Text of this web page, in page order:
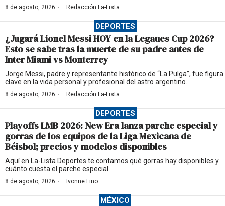
8 de agosto, 2026 · Redacción La-Lista
DEPORTES
¿Jugará Lionel Messi HOY en la Legaues Cup 2026?
Esto se sabe tras la muerte de su padre antes de
Inter Miami vs Monterrey
Jorge Messi, padre y representante histórico de “La Pulga”, fue figura
clave en la vida personal y profesional del astro argentino.
8 de agosto, 2026 · Redacción La-Lista
DEPORTES
Playoffs LMB 2026: New Era lanza parche especial y
gorras de los equipos de la Liga Mexicana de
Béisbol; precios y modelos disponibles
Aquí en La-Lista Deportes te contamos qué gorras hay disponibles y
cuánto cuesta el parche especial.
8 de agosto, 2026 · Ivonne Lino
MÉXICO